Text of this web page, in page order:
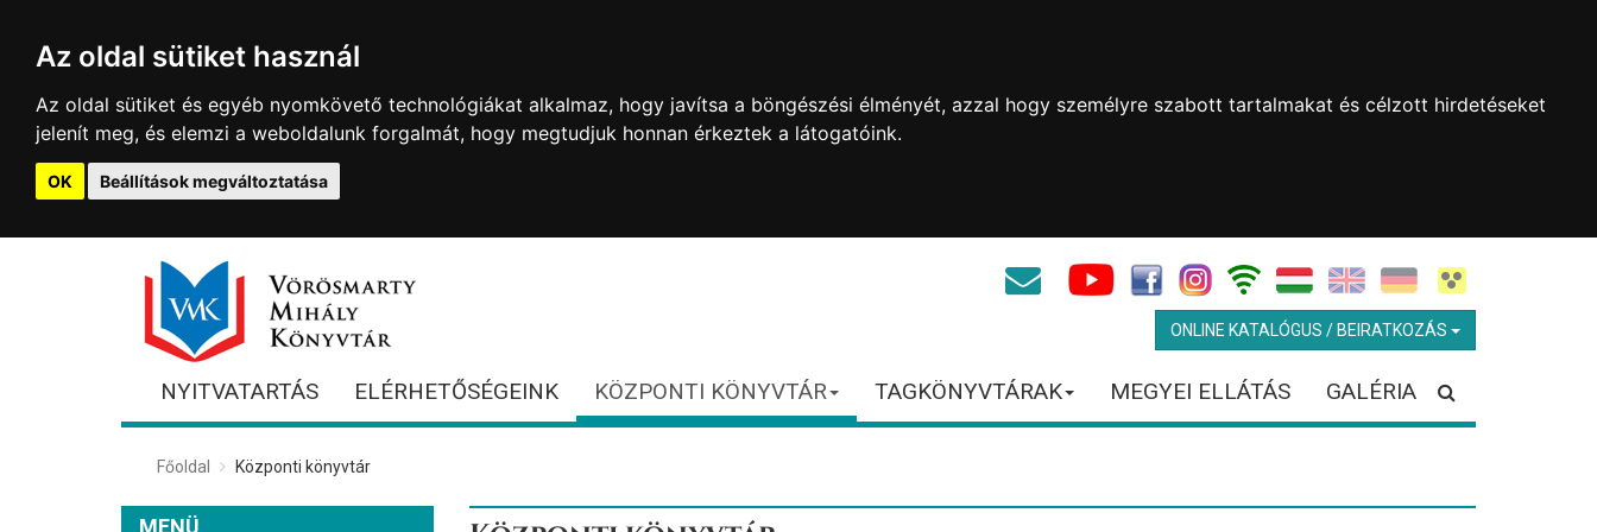
Az oldal sütiket használ
Az oldal sütiket és egyéb nyomkövető technológiákat alkalmaz, hogy javítsa a böngészési élményét, azzal hogy személyre szabott tartalmakat és célzott hirdetéseket
jelenít meg, és elemzi a weboldalunk forgalmát, hogy megtudjuk honnan érkeztek a látogatóink.
OK Beállítások megváltoztatása
ONLINE KATALÓGUS / BEIRATKOZÁS
NYITVATARTÁS ELÉRHETŐSÉGEINK KÖZPONTI KÖNYVTÁR TAGKÖNYVTÁRAK MEGYEI ELLÁTÁS GALÉRIA
Főoldal Központi könyvtár
MENÜ